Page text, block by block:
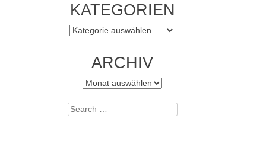
KATEGORIEN
Kategorien
ARCHIV
Archiv
Search